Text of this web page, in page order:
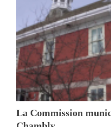
La Commission